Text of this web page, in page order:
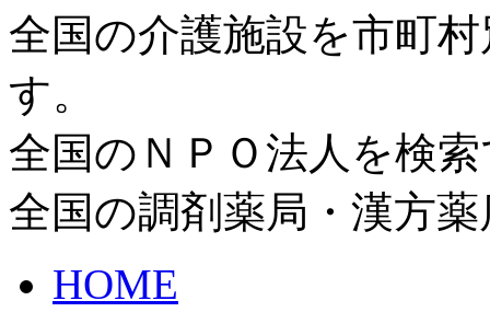
全国の介護施設を市町
す。
全国のＮＰＯ法人を検
全国の調剤薬局・漢方
HOME